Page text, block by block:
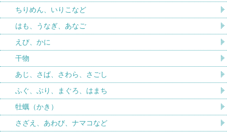
ちりめん、いりこなど
はも、うなぎ、あなご
えび、かに
干物
あじ、さば、さわら、さごし
ふぐ、ぶり、まぐろ、はまち
牡蠣（かき）
さざえ、あわび、ナマコなど